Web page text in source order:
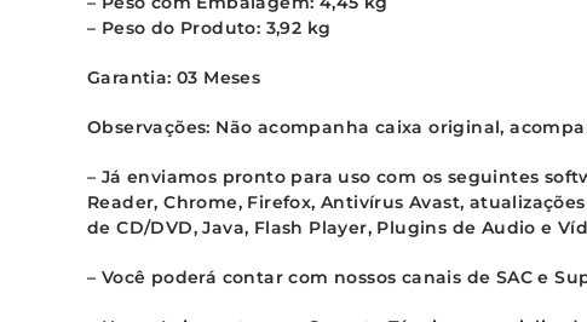
– Peso do Produto: 3,92 kg
Garantia: 03 Meses
Observações: Não acompanha caixa original,
– Já enviamos pronto para uso com os seguintes
Reader, Chrome, Firefox, Antivírus Avast,
de CD/DVD, Java, Flash Player, Plugins de Audio e
– Você poderá contar com nossos canais de SAC e